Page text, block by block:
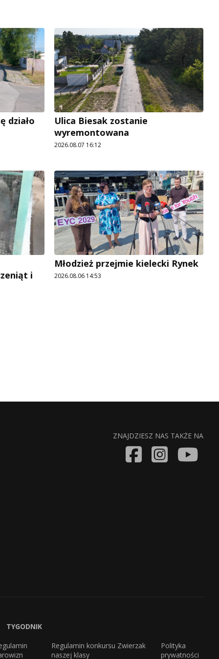
działo
Ulica Biesak zostanie
wyremontowana
2026.08.07 16:12
i
Młodzież przejmie kielecki Rynek
2026.08.06 14:53
ZNAJDZIESZ NAS TAKŻE NA
TYGODNIK
Regulamin konkursu Zwierzak
naszej klasy
Polityka
prywatności